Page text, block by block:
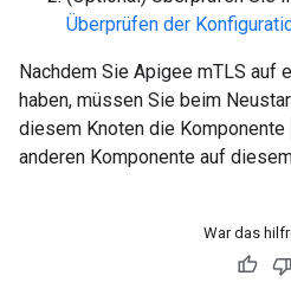
Überprüfen der
Nachdem Sie Apigee mTLS auf
haben, müssen Sie beim
diesem Knoten die Komponente
anderen Komponente auf
War das